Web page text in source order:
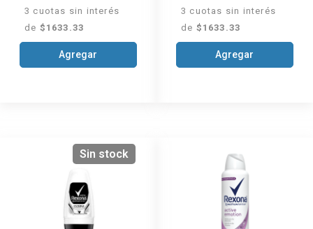
3 cuotas sin interés
de $1633.33
Agregar
3 cuotas sin interés
de $1633.33
Agregar
Sin stock